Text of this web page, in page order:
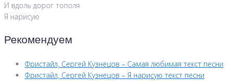
И вдоль дорог тополя
Я нарисую
Рекомендуем
Фристайл, Сергей Кузнецов – Самая любимая текст песни
Фристайл, Сергей Кузнецов – Я нарисую текст песни